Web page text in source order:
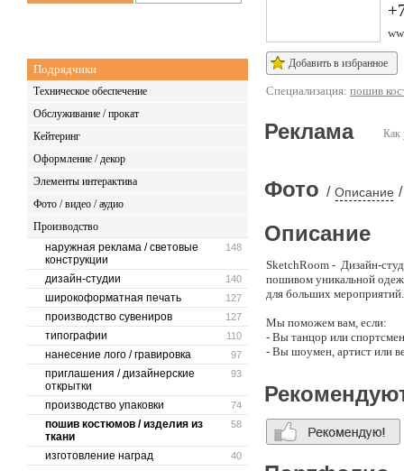
Подрядчики
Техническое обеспечение
Обслуживание / прокат
Кейтеринг
Оформление / декор
Элементы интерактива
Фото / видео / аудио
Производство
148
наружная реклама / световые
конструкции
140
дизайн-студии
127
широкоформатная печать
127
производство сувениров
110
типографии
97
нанесение лого / гравировка
93
приглашения / дизайнерские
открытки
74
производство упаковки
58
пошив костюмов / изделия из
ткани
40
изготовление наград
Добавить в избранное
Специализация: пошив
Как
Реклама
Фото / Описание /
Описание
SketchRoom - Дизайн-
пошивом уникальной
для больших мероприятий.
Мы поможем вам, если:
- Вы танцор или
- Вы шоумен, артист или
Какими вещи мы делаем:
— Сценические и
— Одежда для
— Спортивные костюмы